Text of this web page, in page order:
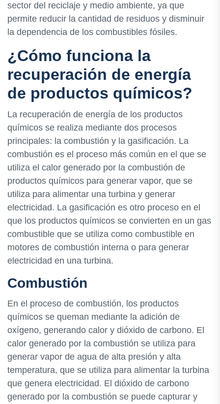
sector del reciclaje y medio ambiente, ya que
permite reducir la cantidad de residuos y disminuir
la dependencia de los combustibles fósiles.
¿Cómo funciona la
recuperación de energía
de productos químicos?
La recuperación de energía de los productos
químicos se realiza mediante dos procesos
principales: la combustión y la gasificación. La
combustión es el proceso más común en el que se
utiliza el calor generado por la combustión de
productos químicos para generar vapor, que se
utiliza para alimentar una turbina y generar
electricidad. La gasificación es otro proceso en el
que los productos químicos se convierten en un gas
combustible que se utiliza como combustible en
motores de combustión interna o para generar
electricidad en una turbina.
Combustión
En el proceso de combustión, los productos
químicos se queman mediante la adición de
oxígeno, generando calor y dióxido de carbono. El
calor generado por la combustión se utiliza para
generar vapor de agua de alta presión y alta
temperatura, que se utiliza para alimentar la turbina
que genera electricidad. El dióxido de carbono
generado por la combustión se puede capturar y